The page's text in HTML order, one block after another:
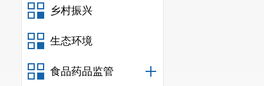
乡村振兴
生态环境
食品药品监管